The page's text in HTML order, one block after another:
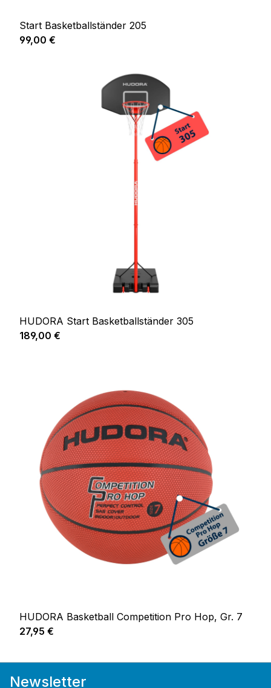
Start Basketballständer 205
Regulärer Preis:
99,00 €
HUDORA Start Basketballständer 305
Regulärer Preis:
189,00 €
HUDORA Basketball Competition Pro Hop, Gr. 7
Regulärer Preis:
27,95 €
Newsletter